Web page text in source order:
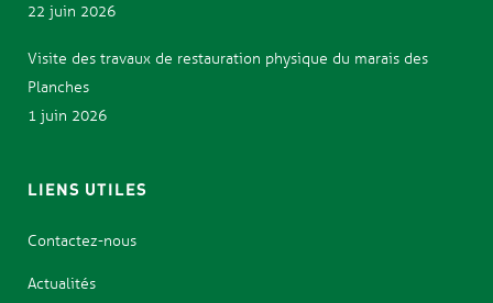
22 juin 2026
Visite des travaux de restauration physique du marais des
Planches
1 juin 2026
LIENS UTILES
Contactez-nous
Actualités